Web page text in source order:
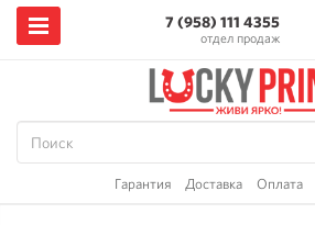
7 (958) 111 4355
отдел продаж
Гарантия Доставка Оплата